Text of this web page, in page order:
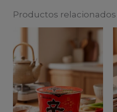
Productos relacionados